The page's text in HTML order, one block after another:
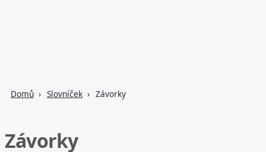
Domů Slovníček Závorky
Závorky